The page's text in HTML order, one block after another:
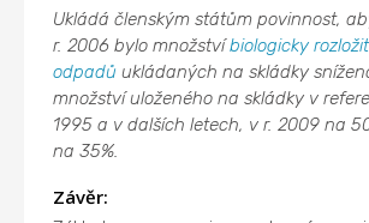
Ukládá členským státům povinnost,
r. 2006 bylo množstvíbiologicky
odpadů ukládaných na skládky
množství uloženého na skládky v
1995 a v dalších letech, v r. 2009 na
na 35%.
Závěr: